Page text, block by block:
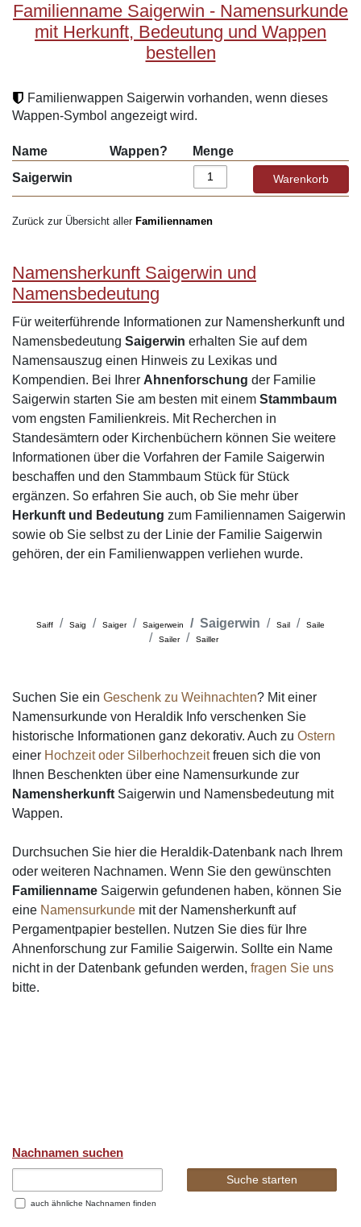
Familienname Saigerwin - Namensurkunde
mit Herkunft, Bedeutung und Wappen
bestellen
Familienwappen Saigerwin vorhanden, wenn dieses
Wappen-Symbol angezeigt wird.
Name Wappen?
Menge
Saigerwin
Zurück zur Übersicht aller Familiennamen
Namensherkunft Saigerwin und
Namensbedeutung
Für weiterführende Informationen zur Namensherkunft und
Namensbedeutung Saigerwin erhalten Sie auf dem
Namensauszug einen Hinweis zu Lexikas und
Kompendien. Bei Ihrer Ahnenforschung der Familie
Saigerwin starten Sie am besten mit einem Stammbaum
vom engsten Familienkreis. Mit Recherchen in
Standesämtern oder Kirchenbüchern können Sie weitere
Informationen über die Vorfahren der Famile Saigerwin
beschaffen und den Stammbaum Stück für Stück
ergänzen. So erfahren Sie auch, ob Sie mehr über
Herkunft und Bedeutung zum Familiennamen Saigerwin
sowie ob Sie selbst zu der Linie der Familie Saigerwin
gehören, der ein Familienwappen verliehen wurde.
Saiff Saig Saiger Saigerwein Saigerwin Sail
Saile
Sailer
Sailler
Suchen Sie ein Geschenk zu Weihnachten? Mit einer
Namensurkunde von Heraldik Info verschenken Sie
historische Informationen ganz dekorativ. Auch zu Ostern
einer Hochzeit oder Silberhochzeitfreuen sich die von
Ihnen Beschenkten über eine Namensurkunde zur
Namensherkunft Saigerwin und Namensbedeutung mit
Wappen.
Durchsuchen Sie hier die Heraldik-Datenbank nach Ihrem
oder weiteren Nachnamen. Wenn Sie den gewünschten
Familienname Saigerwin gefundenen haben, können Sie
eine Namensurkunde mit der Namensherkunft auf
Pergamentpapier bestellen. Nutzen Sie dies für Ihre
Ahnenforschung zur Familie Saigerwin. Sollte ein Name
nicht in der Datenbank gefunden werden, fragen Sie uns
bitte.
Nachnamen suchen
auch ähnliche Nachnamen finden